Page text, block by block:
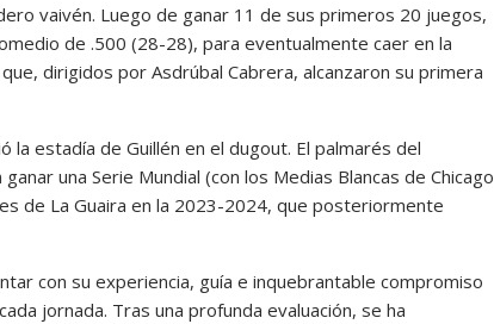
vaivén. Luego de ganar 11 de sus primeros 20 juegos,
de .500 (28-28), para eventualmente caer en la
dirigidos por Asdrúbal Cabrera, alcanzaron su primera
la estadía de Guillén en el dugout. El palmarés del
una Serie Mundial (con los Medias Blancas de Chicago
de La Guaira en la 2023-2024, que posteriormente
con su experiencia, guía e inquebrantable compromiso
jornada. Tras una profunda evaluación, se ha